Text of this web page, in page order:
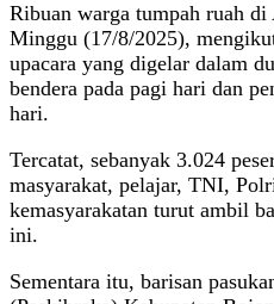
Ribuan warga tumpah ruah
Minggu (17/8/2025),
upacara yang digelar dalam
bendera pada pagi hari dan
hari.
Tercatat, sebanyak 3.024
masyarakat, pelajar, TNI,
kemasyarakatan turut ambil
ini.
Sementara itu, barisan